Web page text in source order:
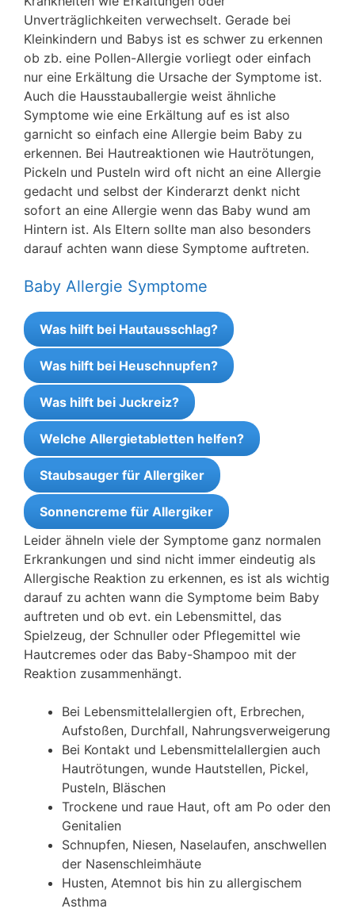
Unverträglichkeiten verwechselt. Gerade bei
Kleinkindern und Babys ist es schwer zu erkennen
ob zb. eine Pollen-Allergie vorliegt oder einfach
nur eine Erkältung die Ursache der Symptome ist.
Auch die Hausstauballergie weist ähnliche
Symptome wie eine Erkältung auf es ist also
garnicht so einfach eine Allergie beim Baby zu
erkennen. Bei Hautreaktionen wie Hautrötungen,
Pickeln und Pusteln wird oft nicht an eine Allergie
gedacht und selbst der Kinderarzt denkt nicht
sofort an eine Allergie wenn das Baby wund am
Hintern ist. Als Eltern sollte man also besonders
darauf achten wann diese Symptome auftreten.
Baby Allergie Symptome
Was hilft bei Hautausschlag?
Was hilft bei Heuschnupfen?
Was hilft bei Juckreiz?
Welche Allergietabletten helfen?
Staubsauger für Allergiker
Sonnencreme für Allergiker
Leider ähneln viele der Symptome ganz normalen
Erkrankungen und sind nicht immer eindeutig als
Allergische Reaktion zu erkennen, es ist als wichtig
darauf zu achten wann die Symptome beim Baby
auftreten und ob evt. ein Lebensmittel, das
Spielzeug, der Schnuller oder Pflegemittel wie
Hautcremes oder das Baby-Shampoo mit der
Reaktion zusammenhängt.
Bei Lebensmittelallergien oft, Erbrechen,
Aufstoßen, Durchfall, Nahrungsverweigerung
Bei Kontakt und Lebensmittelallergien auch
Hautrötungen, wunde Hautstellen, Pickel,
Pusteln, Bläschen
Trockene und raue Haut, oft am Po oder den
Genitalien
Schnupfen, Niesen, Naselaufen, anschwellen
der Nasenschleimhäute
Husten, Atemnot bis hin zu allergischem
Asthma